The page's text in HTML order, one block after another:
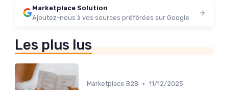
Marketplace Solution
Ajoutez-nous à vos sources préférées sur Google
Les plus lus
Marketplace B2B • 11/12/2025